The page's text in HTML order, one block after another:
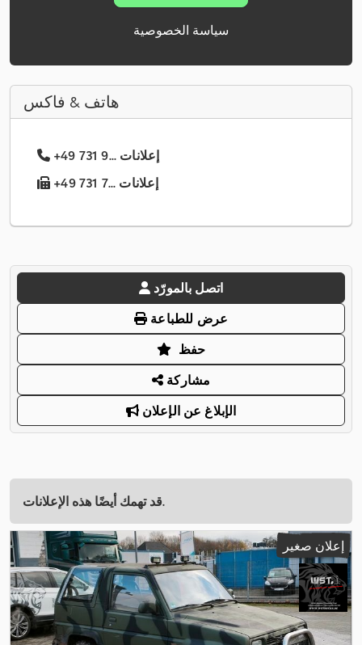
سياسة الخصوصية
هاتف & فاكس
+49 731 9... إعلانات
+49 731 7... إعلانات
اتصل بالمورّد
عرض للطباعة
حفظ
مشاركة
الإبلاغ عن الإعلان
قد تهمك أيضًا هذه الإعلانات.
إعلان صغير